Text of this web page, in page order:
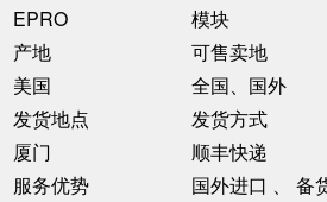
EPRO
模块
产地
可售卖地
美国
全国、国外
发货地点
发货方式
厦门
顺丰快递
服务优势
国外进口 、 备